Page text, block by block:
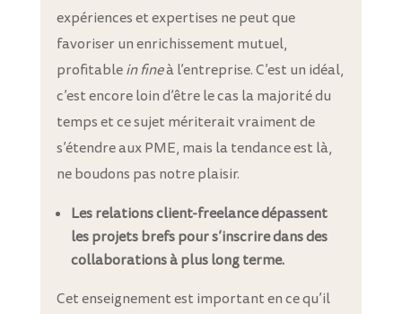
expériences et expertises ne peut que
favoriser un enrichissement mutuel,
profitablein fineà l’entreprise. C’est un idéal,
c’est encore loin d’être le cas la majorité du
temps et ce sujet mériterait vraiment de
s’étendre aux PME, mais la tendance est là,
ne boudons pas notre plaisir.
Les relations client-freelance dépassent
les projets brefs pour s’inscrire dans des
collaborations à plus long terme.
Cet enseignement est important en ce qu’il